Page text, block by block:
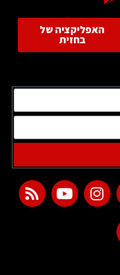
האפליקציה של
בחזית